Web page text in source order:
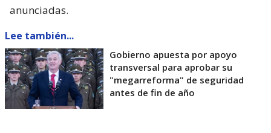
anunciadas.
Lee también...
Gobierno apuesta por apoyo
transversal para aprobar su
"megarreforma" de seguridad
antes de fin de año